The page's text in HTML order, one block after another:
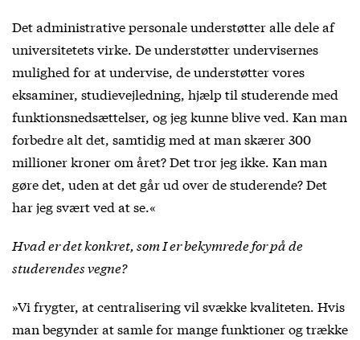
Det administrative personale understøtter alle dele af
universitetets virke. De understøtter undervisernes
mulighed for at undervise, de understøtter vores
eksaminer, studievejledning, hjælp til studerende med
funktionsnedsættelser, og jeg kunne blive ved. Kan man
forbedre alt det, samtidig med at man skærer 300
millioner kroner om året? Det tror jeg ikke. Kan man
gøre det, uden at det går ud over de studerende? Det
har jeg svært ved at se.«
Hvad er det konkret, som I er bekymrede for på de
studerendes vegne?
»Vi frygter, at centralisering vil svække kvaliteten. Hvis
man begynder at samle for mange funktioner og trække